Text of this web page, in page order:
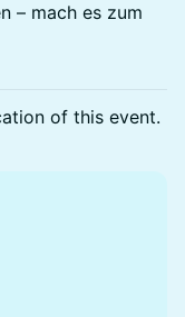
– mach es zum
of this event.